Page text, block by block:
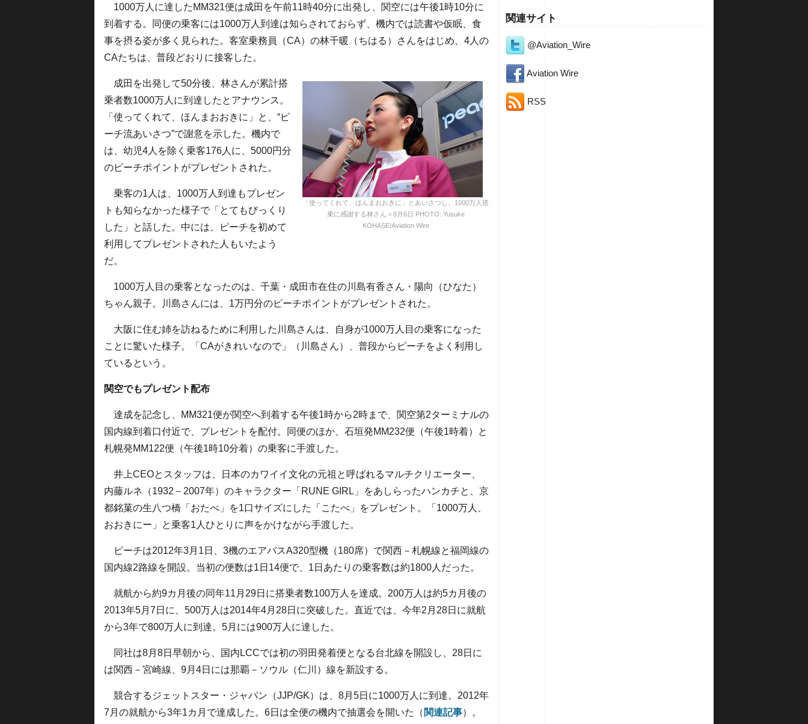
関連サイト
@Aviation_Wire
Aviation Wire
RSS
1000万人に達したMM321便は成田を午前11時40分に出発し、関空には午後1時10分に
到着する。同便の乗客には1000万人到達は知らされておらず、機内では読書や仮眠、食
事を摂る姿が多く見られた。客室乗務員（CA）の林千暖（ちはる）さんをはじめ、4人の
CAたちは、普段どおりに接客した。
「使ってくれて、ほんまおおきに」とあいさつし、1000万人搭
乗に感謝する林さん＝8月6日 PHOTO: Yusuke
KOHASE/Aviation Wire
成田を出発して50分後、林さんが累計搭
乗者数1000万人に到達したとアナウンス。
「使ってくれて、ほんまおおきに」と、“ピ
ーチ流あいさつ”で謝意を示した。機内で
は、幼児4人を除く乗客176人に、5000円分
のピーチポイントがプレゼントされた。
乗客の1人は、1000万人到達もプレゼン
トも知らなかった様子で「とてもびっくり
した」と話した。中には、ピーチを初めて
利用してプレゼントされた人もいたよう
だ。
1000万人目の乗客となったのは、千葉・成田市在住の川島有香さん・陽向（ひなた）
ちゃん親子。川島さんには、1万円分のピーチポイントがプレゼントされた。
大阪に住む姉を訪ねるために利用した川島さんは、自身が1000万人目の乗客になった
ことに驚いた様子。「CAがきれいなので」（川島さん）、普段からピーチをよく利用し
ているという。
関空でもプレゼント配布
達成を記念し、MM321便が関空へ到着する午後1時から2時まで、関空第2ターミナルの
国内線到着口付近で、プレゼントを配付。同便のほか、石垣発MM232便（午後1時着）と
札幌発MM122便（午後1時10分着）の乗客に手渡した。
井上CEOとスタッフは、日本のカワイイ文化の元祖と呼ばれるマルチクリエーター、
内藤ルネ（1932－2007年）のキャラクター「RUNE GIRL」をあしらったハンカチと、京
都銘菓の生八つ橋「おたべ」を1口サイズにした「こたべ」をプレゼント。「1000万人、
おおきにー」と乗客1人ひとりに声をかけながら手渡した。
ピーチは2012年3月1日、3機のエアバスA320型機（180席）で関西－札幌線と福岡線の
国内線2路線を開設。当初の便数は1日14便で、1日あたりの乗客数は約1800人だった。
就航から約9カ月後の同年11月29日に搭乗者数100万人を達成。200万人は約5カ月後の
2013年5月7日に、500万人は2014年4月28日に突破した。直近では、今年2月28日に就航
から3年で800万人に到達。5月には900万人に達した。
同社は8月8日早朝から、国内LCCでは初の羽田発着便となる台北線を開設し、28日に
は関西－宮崎線、9月4日には那覇－ソウル（仁川）線を新設する。
競合するジェットスター・ジャパン（JJP/GK）は、8月5日に1000万人に到達。2012年
7月の就航から3年1カ月で達成した。6日は全便の機内で抽選会を開いた（ 関連記事）。